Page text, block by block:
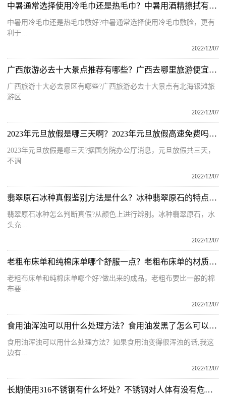
中暑通常选择使用冷毛巾还是热毛巾？中暑用酒精擦拭有什么用呢？
中暑用冷毛巾还是热毛巾敷好?中暑通常选择使用冷毛巾敷脸，更有
利于...
2022/12/07
广西旅游必去十大景点推荐有哪些？广西去哪里旅游便宜又好玩呢？
广西旅游十大必去景区有哪些?广西旅游必去十大景点有北海银滩旅
游区...
2022/12/07
2023年元旦放假是哪三天啊？2023年元旦放假高速免费吗为什么？
2023年元旦放假是哪三天?据国务院办公厅消息，元旦放假共三天，
不调...
2022/12/07
翡翠原石冰种真假鉴别方法是什么？冰种翡翠原石的特点是什么呢？
翡翠原石冰种怎么判断真假?从颜色上进行辨别。冰种翡翠原石，水
头充...
2022/12/07
老粗布床单和纯棉床单哪个舒服一点？老粗布床单的材质是什么面料？
老粗布床单和纯棉床单哪个好?做出来的成品，老粗布要比一般的棉
布要...
2022/12/07
食用油浑浊可以用什么处理方法？食用油发黑了怎么可以变清亮呢？
食用油浑浊可以用什么处理方法？如果食用油变得很浑浊的话,我这
边有...
2022/12/07
长期使用316不锈钢有什么坏处？不锈钢对人体有没有危害有哪些危害？